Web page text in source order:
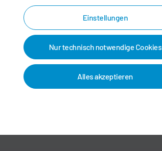
Einstellungen
Nur technisch notwendige Cookies
Alles akzeptieren
EINVERSTANDEN